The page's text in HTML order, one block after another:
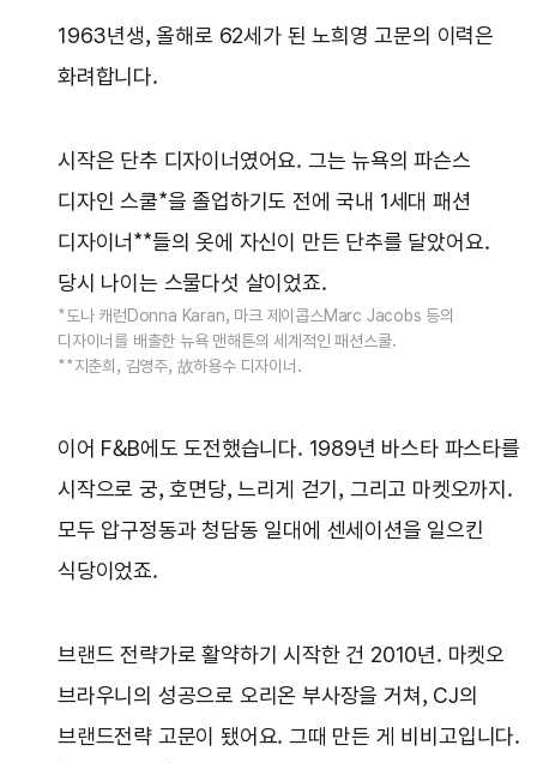
1963년생, 올해로 62세가 된 노희영 고문의 이력은
화려합니다.
시작은 단추 디자이너였어요. 그는 뉴욕의 파슨스
디자인 스쿨*을 졸업하기도 전에 국내 1세대 패션
디자이너**들의 옷에 자신이 만든 단추를 달았어요.
당시 나이는 스물다섯 살이었죠.
*도나 캐런Donna Karan, 마크 제이콥스Marc Jacobs 등의
디자이너를 배출한 뉴욕 맨해튼의 세계적인 패션스쿨.
**지춘희, 김영주, 故하용수 디자이너.
이어 F&B에도 도전했습니다. 1989년 바스타 파스타를
시작으로 궁, 호면당, 느리게 걷기, 그리고 마켓오까지.
모두 압구정동과 청담동 일대에 센세이션을 일으킨
식당이었죠.
브랜드 전략가로 활약하기 시작한 건 2010년. 마켓오
브라우니의 성공으로 오리온 부사장을 거쳐, CJ의
브랜드전략 고문이 됐어요. 그때 만든 게 비비고입니다.